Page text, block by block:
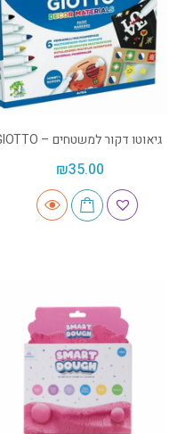
גיאוטו דקור למשטחים – GIOTTO
₪35.00